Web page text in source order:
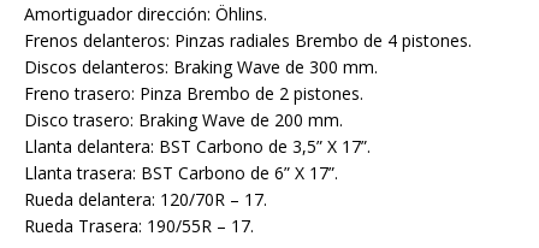
Amortiguador dirección: Öhlins.
Frenos delanteros: Pinzas radiales Brembo de 4 pistones.
Discos delanteros: Braking Wave de 300 mm.
Freno trasero: Pinza Brembo de 2 pistones.
Disco trasero: Braking Wave de 200 mm.
Llanta delantera: BST Carbono de 3,5” X 17”.
Llanta trasera: BST Carbono de 6” X 17”.
Rueda delantera: 120/70R – 17.
Rueda Trasera: 190/55R – 17.